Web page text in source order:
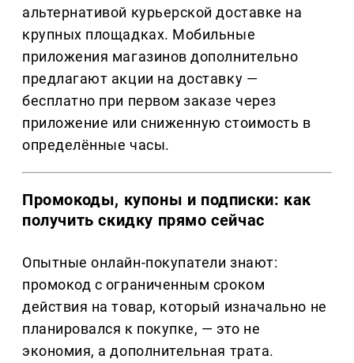
альтернативой курьерской доставке на
крупных площадках. Мобильные
приложения магазинов дополнительно
предлагают акции на доставку —
бесплатно при первом заказе через
приложение или сниженную стоимость в
определённые часы.
Промокоды, купоны и подписки: как
получить скидку прямо сейчас
Опытные онлайн-покупатели знают:
промокод с ограниченным сроком
действия на товар, который изначально не
планировался к покупке, — это не
экономия, а дополнительная трата.